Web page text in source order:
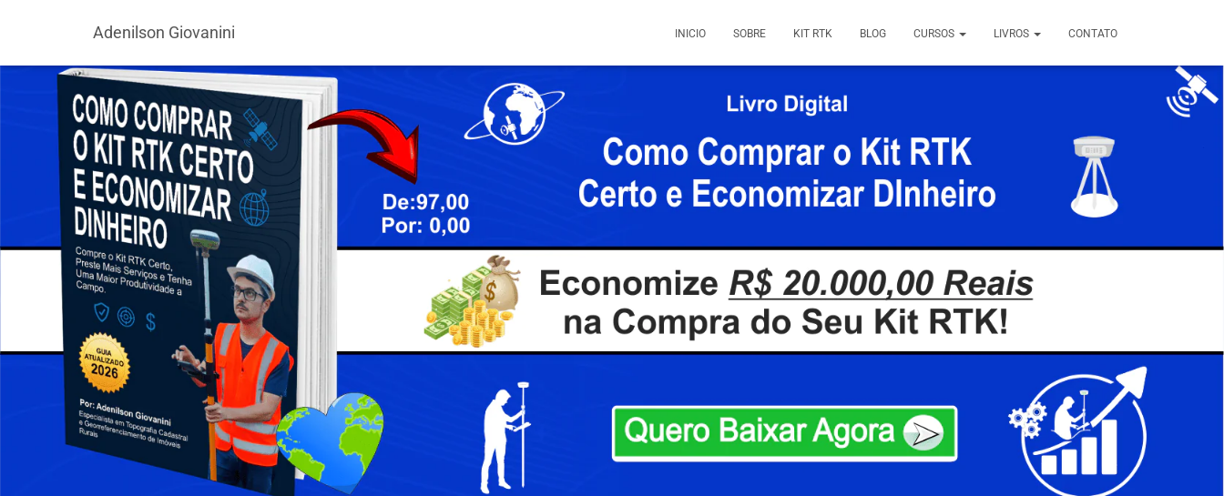
Adenilson Giovanini INICIO SOBRE KIT RTK BLOG CURSOS LIVROS CONTATO